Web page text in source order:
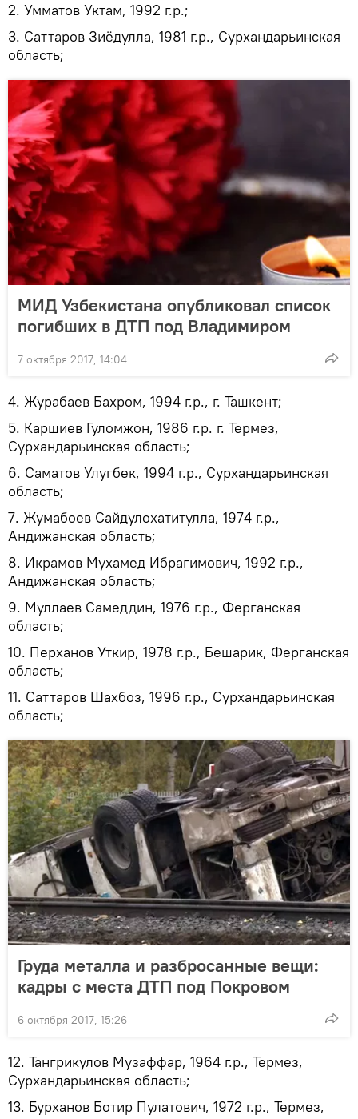
2. Умматов Уктам, 1992 г.р.;
3. Саттаров Зиёдулла, 1981 г.р., Сурхандарьинская
область;
МИД Узбекистана опубликовал список
погибших в ДТП под Владимиром
7 октября 2017, 14:04
4. Журабаев Бахром, 1994 г.р., г. Ташкент;
5. Каршиев Гуломжон, 1986 г.р. г. Термез,
Сурхандарьинская область;
6. Саматов Улугбек, 1994 г.р., Сурхандарьинская
область;
7. Жумабоев Сайдулохатитулла, 1974 г.р.,
Андижанская область;
8. Икрамов Мухамед Ибрагимович, 1992 г.р.,
Андижанская область;
9. Муллаев Самеддин, 1976 г.р., Ферганская
область;
10. Перханов Уткир, 1978 г.р., Бешарик, Ферганская
область;
11. Саттаров Шахбоз, 1996 г.р., Сурхандарьинская
область;
Груда металла и разбросанные вещи:
кадры с места ДТП под Покровом
6 октября 2017, 15:26
12. Тангрикулов Музаффар, 1964 г.р., Термез,
Сурхандарьинская область;
13. Бурханов Ботир Пулатович, 1972 г.р., Термез,